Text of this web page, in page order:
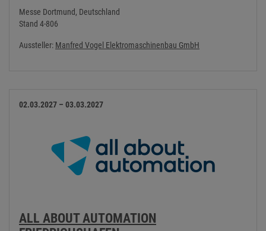
Messe Dortmund, Deutschland
Stand 4-806
Aussteller: Manfred Vogel Elektromaschinenbau GmbH
02.03.2027 – 03.03.2027
ALL ABOUT AUTOMATION